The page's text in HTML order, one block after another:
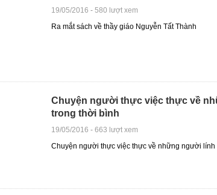
19/05/2016 - 580 lượt xem
Ra mắt sách về thầy giáo Nguyễn Tất Thành
Chuyện người thực việc thực về
trong thời bình
19/05/2016 - 663 lượt xem
Chuyện người thực việc thực về những người lính